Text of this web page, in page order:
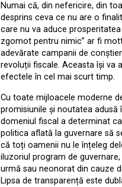
Numai că, din nefericire, din
desprins ceva ce nu are o
care nu va aduce prosperitatea
zgomot pentru nimic” ar fi
adevărate campanii de
revoluții fiscale. Aceasta își va
efectele în cel mai scurt timp.
Cu toate mijloacele moderne
promisiunile și noutatea adusă
domeniul fiscal a determinat
politica aflată la guvernare să
că toți oamenii nu le înțeleg
iluzoriul program de
urmă sau neonorat din cauze
Lipsa de transparență este